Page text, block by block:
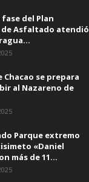
del Plan
de Asfaltado atendió
Chacao se prepara
al Nazareno de
Parque extremo
«Daniel
más de 11...